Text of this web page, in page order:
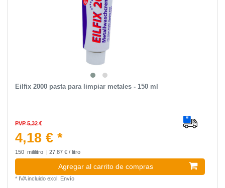
Eilfix 2000 pasta para limpiar metales - 150 ml
PVP 5,32 €
4,18 € *
150 mililitro | 27,87 € / litro
Agregar al carrito de compras
* IVA incluidoexcl. Envío